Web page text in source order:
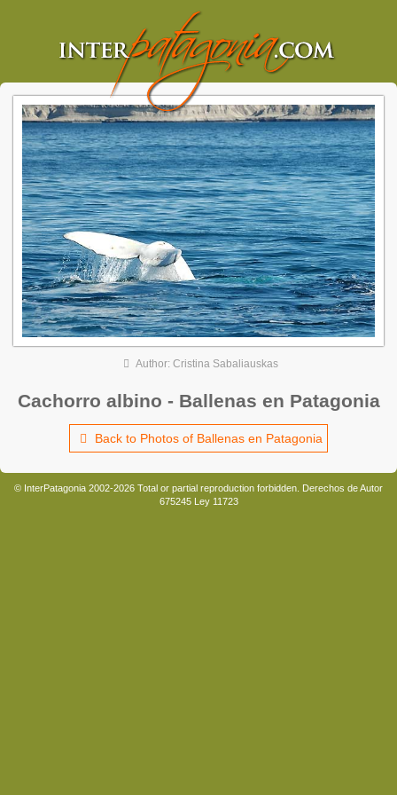
Author: Cristina Sabaliauskas
Cachorro albino - Ballenas en Patagonia
Back to Photos of Ballenas en Patagonia
© InterPatagonia 2002-2026 Total or partial reproduction forbidden. Derechos de Autor
675245 Ley 11723